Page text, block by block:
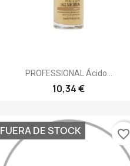
Vista rápida
PROFESSIONAL Ácido...
10,34 €
FUERA DE STOCK favorite_border